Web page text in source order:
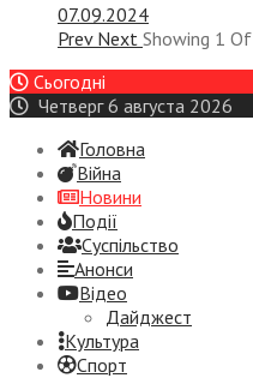
07.09.2024
Prev Next Showing 1 Of
Сьогодні
Четверг 6 августа 2026
Головна
Війна
Новини
Події
Суспiльство
Анонси
Відео
Дайджест
Культура
Спорт